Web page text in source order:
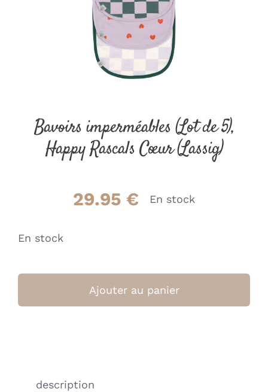
Bavoirs imperméables (Lot de 5),
Happy Rascals Cœur (Lassig)
29.95 € En stock
En stock
de
Ajouter au panier
description